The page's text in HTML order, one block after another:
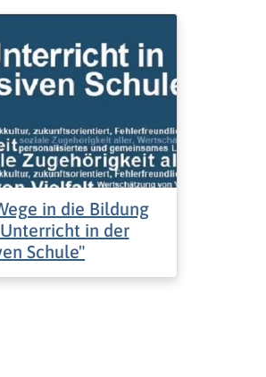
in die Bildung
in der
Schule"